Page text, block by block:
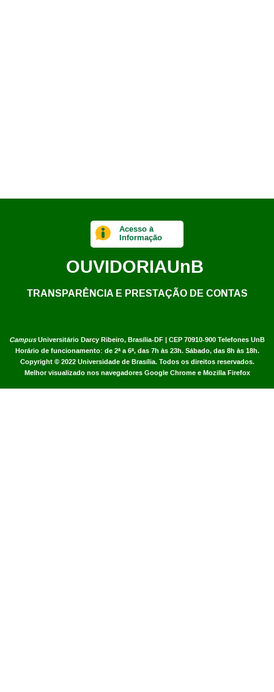
CampusUniversitário Darcy Ribeiro, Brasília-DF | CEP 70910-900 Telefones UnB
Horário de funcionamento: de 2ª a 6ª, das 7h às 23h. Sábado, das 8h às 18h.
Copyright © 2022 Universidade de Brasília. Todos os direitos reservados.
Melhor visualizado nos navegadores Google Chrome e Mozilla Firefox
Acesso à
Informação
OUVIDORIAUnB
TRANSPARÊNCIA E PRESTAÇÃO DE CONTAS